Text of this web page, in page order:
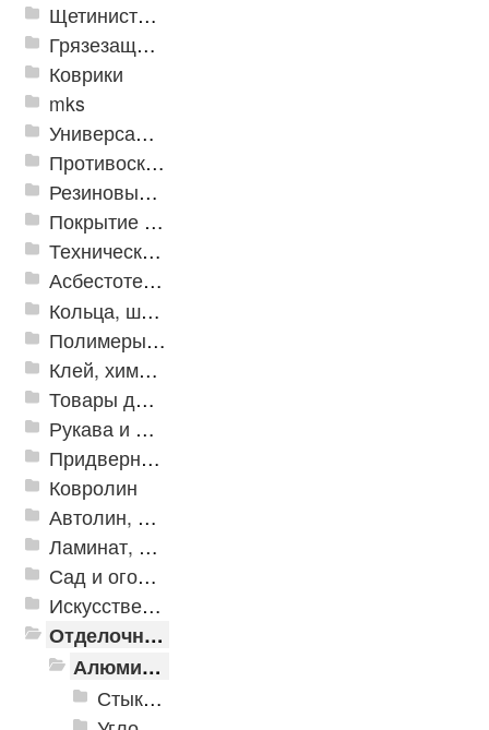
Щетинистые покрытия
Грязезащитные, влаговпитывающие покрытия
Коврики
mks
Универсальные модульные покрытия
Противоскользящая защита для лестниц, профили, ленты
Резиновые и ПВХ дорожки
Покрытие из резиновой крошки
Техническая резина
Асбестотехнические и теплоизоляционные материалы
Кольца, шайбы, манжеты
Полимеры и пластики
Клей, химия, сопутствующие товары
Товары для дома
Рукава и шланги промышленные
Придверные решетки
Ковролин
Автолин, Транслин, Линолеум
Ламинат, Кварцвиниловая плитка SPC
Сад и огород
Искусственная трава
Отделочные профили
Алюминиевые пороги
Стыкоперекрывающие алюминиевые пороги